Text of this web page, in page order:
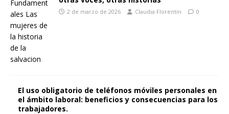
2 de marzo de 2026 Claudia Florentin 0
El uso obligatorio de teléfonos móviles personales en
el ámbito laboral: beneficios y consecuencias para los
trabajadores.